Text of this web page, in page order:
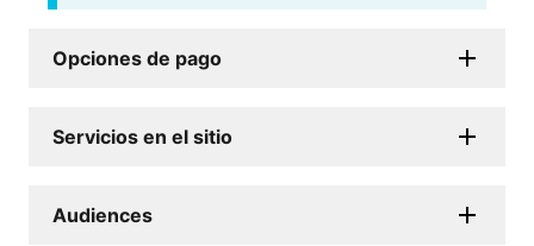
Opciones de pago
Servicios en el sitio
Audiences